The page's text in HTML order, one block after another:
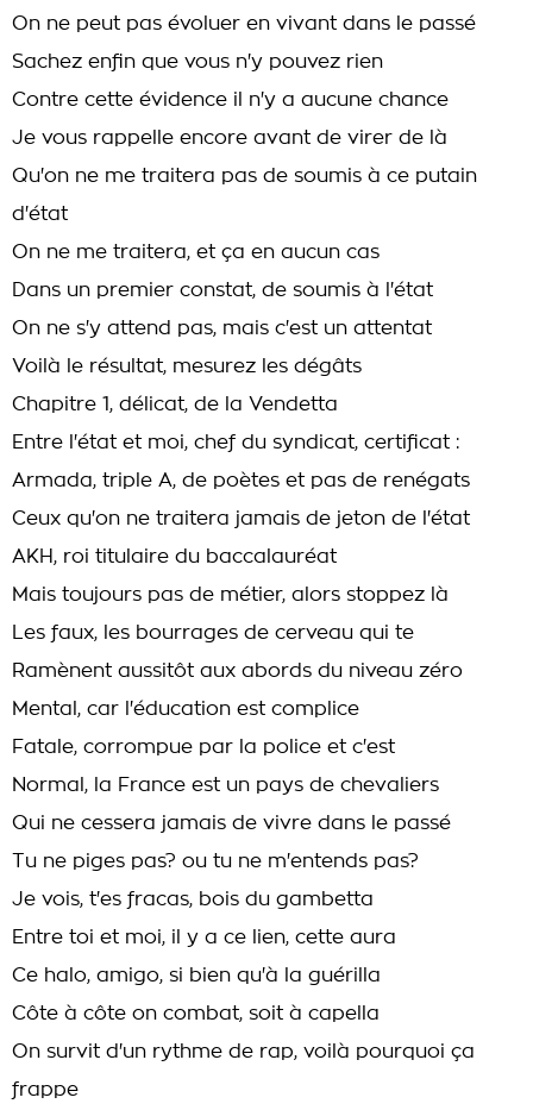
On ne peut pas évoluer en vivant dans le passé
Sachez enfin que vous n'y pouvez rien
Contre cette évidence il n'y a aucune chance
Je vous rappelle encore avant de virer de là
Qu'on ne me traitera pas de soumis à ce putain
d'état
On ne me traitera, et ça en aucun cas
Dans un premier constat, de soumis à l'état
On ne s'y attend pas, mais c'est un attentat
Voilà le résultat, mesurez les dégâts
Chapitre 1, délicat, de la Vendetta
Entre l'état et moi, chef du syndicat, certificat :
Armada, triple A, de poètes et pas de renégats
Ceux qu'on ne traitera jamais de jeton de l'état
AKH, roi titulaire du baccalauréat
Mais toujours pas de métier, alors stoppez là
Les faux, les bourrages de cerveau qui te
Ramènent aussitôt aux abords du niveau zéro
Mental, car l'éducation est complice
Fatale, corrompue par la police et c'est
Normal, la France est un pays de chevaliers
Qui ne cessera jamais de vivre dans le passé
Tu ne piges pas? ou tu ne m'entends pas?
Je vois, t'es fracas, bois du gambetta
Entre toi et moi, il y a ce lien, cette aura
Ce halo, amigo, si bien qu'à la guérilla
Côte à côte on combat, soit à capella
On survit d'un rythme de rap, voilà pourquoi ça
frappe